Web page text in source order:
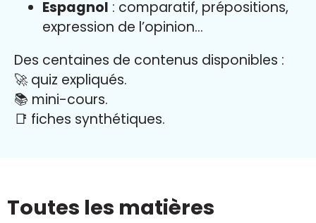
Espagnol : comparatif, prépositions,
expression de l’opinion…
Des centaines de contenus disponibles :
🚀 quiz expliqués.
📚 mini-cours.
📑 fiches synthétiques.
Toutes les matières